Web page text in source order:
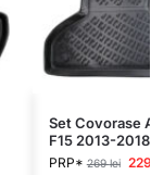
Set Covorase
F15 2013-2018
PRP*269lei